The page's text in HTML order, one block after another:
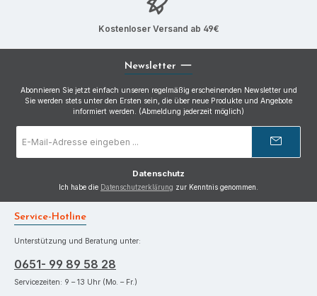
Kostenloser Versand ab 49€
Newsletter
Abonnieren Sie jetzt einfach unseren regelmäßig erscheinenden Newsletter und
Sie werden stets unter den Ersten sein, die über neue Produkte und Angebote
informiert werden. (Abmeldung jederzeit möglich)
Mail-
Datenschutz
Ich habe die Datenschutzerklärung zur Kenntnis genommen.
Service-Hotline
Unterstützung und Beratung unter:
0651- 99 89 58 28
Servicezeiten: 9 – 13 Uhr (Mo. – Fr.)